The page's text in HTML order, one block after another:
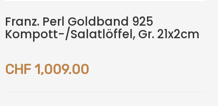
Franz. Perl Goldband 925
Kompott-/Salatlöffel, Gr. 21x2cm
CHF 1,009.00